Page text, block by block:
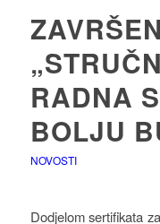
RADNA
BOLJU
NOVOSTI
Dodjelom sertifikata